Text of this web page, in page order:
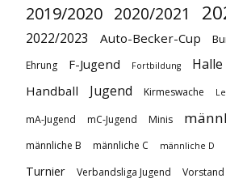
2019/2020 2020/2021
2022/2023 Auto-Becker-Cup
Ehrung
F-Jugend Fortbildung Halle
Handball Jugend Kirmeswache
mA-Jugend mC-Jugend Minis
männliche B männliche C männliche D
Turnier Verbandsliga Jugend Vorstand